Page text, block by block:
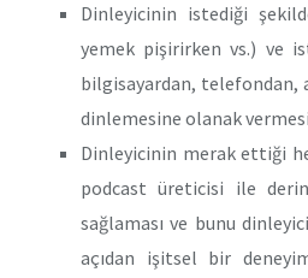
Dinleyicinin istediği
yemek pişirirken vs.) ve
bilgisayardan, telefondan,
dinlemesine olanak
Dinleyicinin merak ettiği
podcast üreticisi ile
sağlaması ve bunu
açıdan işitsel bir